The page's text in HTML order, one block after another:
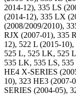
2014-12), 335 LS
(2014-12), 335 LX
(2008/2009/2010),
RJX (2007-01), 335
12), 522 L (2015-
525 L, 525 LK, 525
535 LK, 535 LS, 535
HE4 X-SERIES
10), 323 HE3
SERIES (2004-05),